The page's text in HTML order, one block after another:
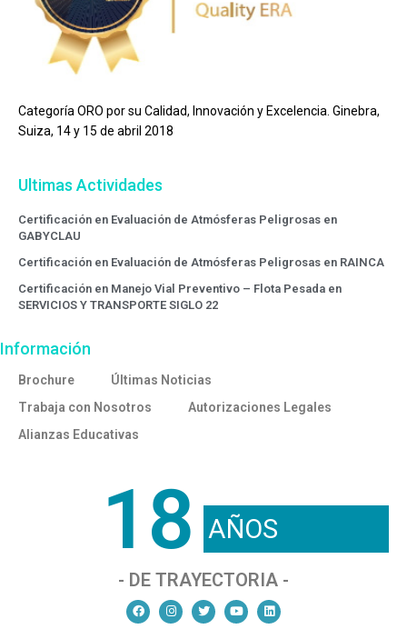
Categoría ORO por su Calidad, Innovación y Excelencia. Ginebra,
Suiza, 14 y 15 de abril 2018
Ultimas Actividades
Certificación en Evaluación de Atmósferas Peligrosas en
GABYCLAU
Certificación en Evaluación de Atmósferas Peligrosas en RAINCA
Certificación en Manejo Vial Preventivo – Flota Pesada en
SERVICIOS Y TRANSPORTE SIGLO 22
Información
Brochure
Últimas Noticias
Trabaja con Nosotros
Autorizaciones Legales
Alianzas Educativas
18 AÑOS
- DE TRAYECTORIA -